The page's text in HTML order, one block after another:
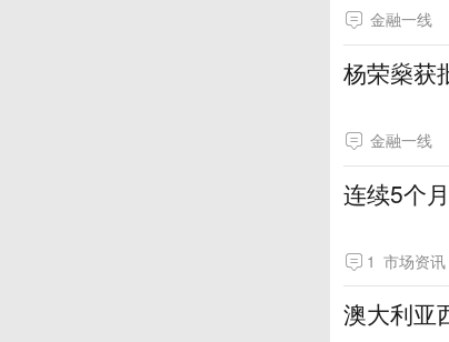
金融一线
杨荣燊获
金融一线
连续5个
1 市场资讯
澳大利亚